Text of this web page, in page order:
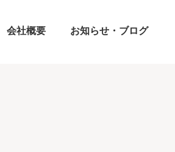
会社概要 お知らせ・ブログ